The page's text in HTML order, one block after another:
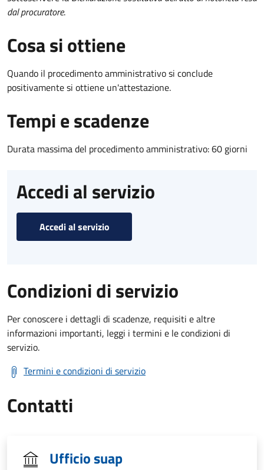
dal procuratore.
Cosa si ottiene
Quando il procedimento amministrativo si conclude
positivamente si ottiene un'attestazione.
Tempi e scadenze
Durata massima del procedimento amministrativo: 60 giorni
Accedi al servizio
Accedi al servizio
Condizioni di servizio
Per conoscere i dettagli di scadenze, requisiti e altre
informazioni importanti, leggi i termini e le condizioni di
servizio.
Termini e condizioni di servizio
Contatti
Ufficio suap